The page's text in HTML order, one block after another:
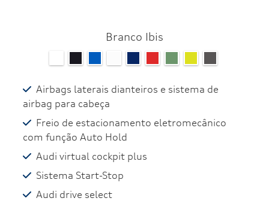
Branco Ibis
Airbags laterais dianteiros e sistema de
airbag para cabeça
Freio de estacionamento eletromecânico
com função Auto Hold
Audi virtual cockpit plus
Sistema Start-Stop
Audi drive select